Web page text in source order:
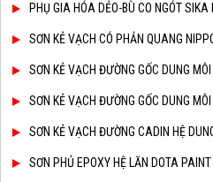
PHỤ GIA HÓA DẺO-BÙ CO NGÓT
SƠN KẺ VẠCH CÓ PHẢN QUANG
SƠN KẺ VẠCH ĐƯỜNG GỐC DUNG
SƠN KẺ VẠCH ĐƯỜNG GỐC DUNG
SƠN KẺ VẠCH ĐƯỜNG CADIN HỆ
SƠN PHỦ EPOXY HỆ LĂN DOTA PAINT